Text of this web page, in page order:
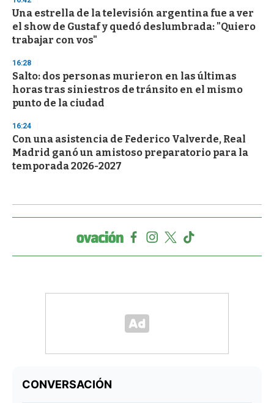
Una estrella de la televisión argentina fue a ver
el show de Gustaf y quedó deslumbrada: "Quiero
trabajar con vos"
16:28
Salto: dos personas murieron en las últimas
horas tras siniestros de tránsito en el mismo
punto de la ciudad
16:24
Con una asistencia de Federico Valverde, Real
Madrid ganó un amistoso preparatorio para la
temporada 2026-2027